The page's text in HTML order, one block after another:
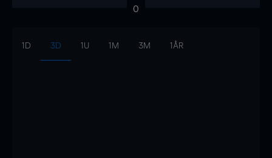
0
1D 3D 1U 1M 3M 1ÅR